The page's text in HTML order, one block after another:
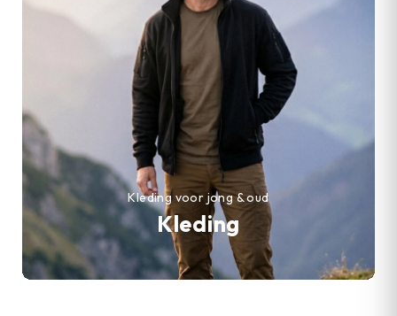
Kleding
Kleding voor jong & oud